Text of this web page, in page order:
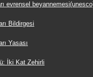
evrensel
Bildirgesi
Yasası
İki Kat Zehirli